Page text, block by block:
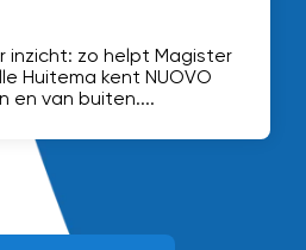
inzicht: zo helpt Magister
Huitema kent NUOVO
en van buiten....